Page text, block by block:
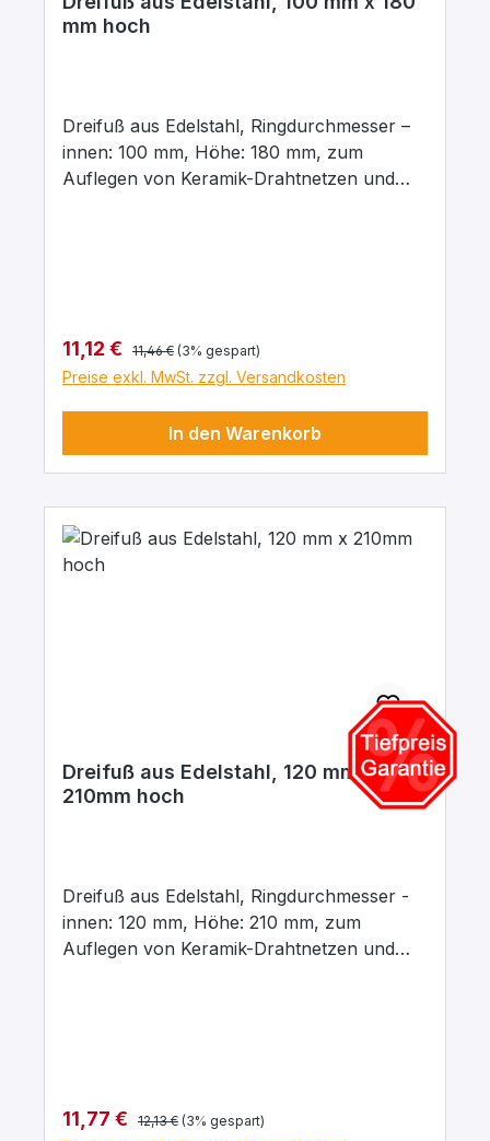
mm hoch
Dreifuß aus Edelstahl, Ringdurchmesser –
innen: 100 mm, Höhe: 180 mm, zum
Auflegen von Keramik-Drahtnetzen und
Verkaufspreis:
11,12 € Regulärer Preis:
11,46 € (3% gespart)
Preise exkl. MwSt. zzgl. Versandkosten
In den Warenkorb
Dreifuß aus Edelstahl, 120 mm x
210mm hoch
Dreifuß aus Edelstahl, Ringdurchmesser -
innen: 120 mm, Höhe: 210 mm, zum
Auflegen von Keramik-Drahtnetzen und
Verkaufspreis:
11,77 € Regulärer Preis:
12,13 € (3% gespart)